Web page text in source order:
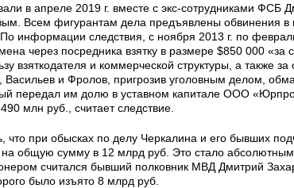
в апреле 2019 г. вместе с экс-сотрудниками ФСБ
Всем фигурантам дела предъявлены обвинения в
информации следствия, с ноября 2013 г. по
через посредника взятку в размере $850 000 «за
взяткодателя и коммерческой структуры, а также
Васильев и Фролов, пригрозив уголовным делом,
передал им долю в уставном капитале ООО
млн руб., считает следствие.
что при обысках по делу Черкалина и его бывших
на общую сумму в 12 млрд руб. Это стало
считался бывший полковник МВД Дмитрий
было изъято 8 млрд руб.